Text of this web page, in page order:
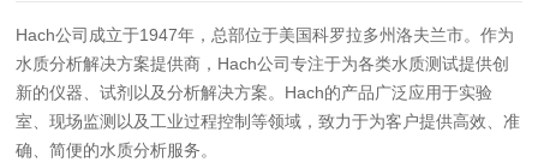
Hach公司成立于1947年，总部位于美国科罗拉多州洛夫兰市。作为
水质分析解决方案提供商，Hach公司专注于为各类水质测试提供创
新的仪器、试剂以及分析解决方案。Hach的产品广泛应用于实验
室、现场监测以及工业过程控制等领域，致力于为客户提供高效、准
确、简便的水质分析服务。